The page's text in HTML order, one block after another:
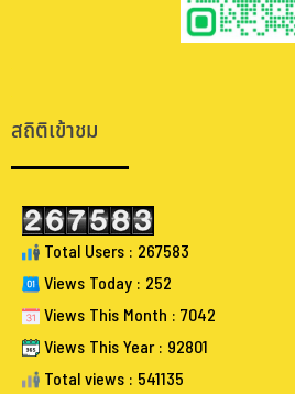
สถิติเข้าชม
Total Users : 267583
Views Today : 252
Views This Month : 7042
Views This Year : 92801
Total views : 541135